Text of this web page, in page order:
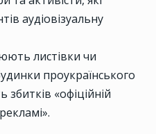
аудіовізуальну
листівки чи
проукраїнського
«офіційній